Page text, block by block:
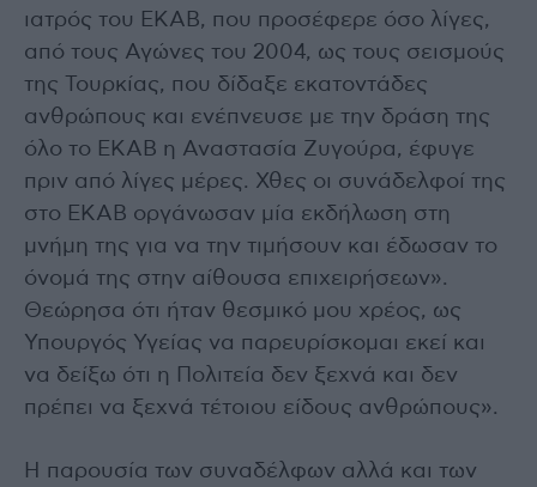
ιατρός του ΕΚΑΒ, που προσέφερε όσο λίγες,
από τους Αγώνες του 2004, ως τους σεισμούς
της Τουρκίας, που δίδαξε εκατοντάδες
ανθρώπους και ενέπνευσε με την δράση της
όλο το ΕΚΑΒ η Αναστασία Ζυγούρα, έφυγε
πριν από λίγες μέρες. Χθες οι συνάδελφοί της
στο ΕΚΑΒ οργάνωσαν μία εκδήλωση στη
μνήμη της για να την τιμήσουν και έδωσαν το
όνομά της στην αίθουσα επιχειρήσεων».
Θεώρησα ότι ήταν θεσμικό μου χρέος, ως
Υπουργός Υγείας να παρευρίσκομαι εκεί και
να δείξω ότι η Πολιτεία δεν ξεχνά και δεν
πρέπει να ξεχνά τέτοιου είδους ανθρώπους».
Η παρουσία των συναδέλφων αλλά και των